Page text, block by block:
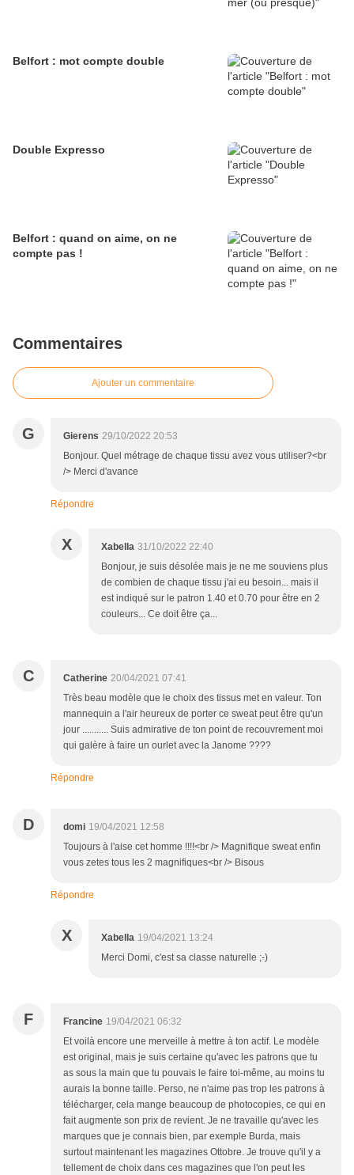
Belfort : mot compte double
Double Expresso
Belfort : quand on aime, on ne
compte pas !
Commentaires
Ajouter un commentaire
G Gierens 29/10/2022 20:53
Bonjour. Quel métrage de chaque tissu avez vous utiliser?<br
/> Merci d'avance
Répondre
X Xabella 31/10/2022 22:40
Bonjour, je suis désolée mais je ne me souviens plus
de combien de chaque tissu j'ai eu besoin... mais il
est indiqué sur le patron 1.40 et 0.70 pour être en 2
couleurs... Ce doit être ça...
C Catherine 20/04/2021 07:41
Très beau modèle que le choix des tissus met en valeur. Ton
mannequin a l'air heureux de porter ce sweat peut être qu'un
jour ........... Suis admirative de ton point de recouvrement moi
qui galère à faire un ourlet avec la Janome ????
Répondre
D domi 19/04/2021 12:58
Toujours à l'aise cet homme !!!!<br /> Magnifique sweat enfin
vous zetes tous les 2 magnifiques<br /> Bisous
Répondre
X Xabella 19/04/2021 13:24
Merci Domi, c'est sa classe naturelle ;-)
F Francine 19/04/2021 06:32
Et voilà encore une merveille à mettre à ton actif. Le modèle
est original, mais je suis certaine qu'avec les patrons que tu
as sous la main que tu pouvais le faire toi-même, au moins tu
aurais la bonne taille. Perso, ne n'aime pas trop les patrons à
télécharger, cela mange beaucoup de photocopies, ce qui en
fait augmente son prix de revient. Je ne travaille qu'avec les
marques que je connais bien, par exemple Burda, mais
surtout maintenant les magazines Ottobre. Je trouve qu'il y a
tellement de choix dans ces magazines que l'on peut les